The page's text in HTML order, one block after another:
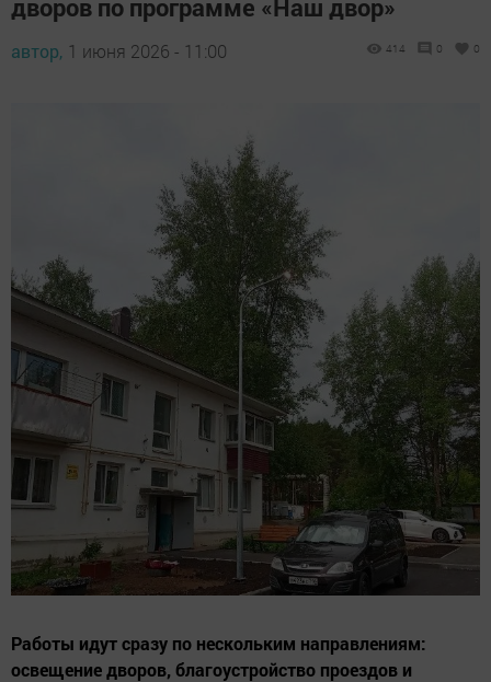
дворов по программе «Наш двор»
автор, 1 июня 2026 - 11:00 414 0 0
Работы идут сразу по нескольким направлениям:
освещение дворов, благоустройство проездов и